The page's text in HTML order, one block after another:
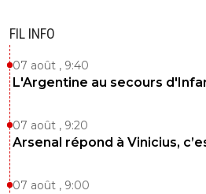
FIL INFO
07 août , 9:40
L'Argentine au secours
07 août , 9:20
Arsenal répond à Vinicius,
07 août , 9:00